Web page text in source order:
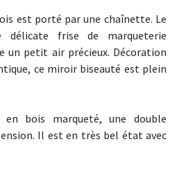
est porté par une chaînette. Le
délicate frise de marqueterie
un petit air précieux. Décoration
ce miroir biseauté est plein
bois marqueté, une double
Il est en très bel état avec